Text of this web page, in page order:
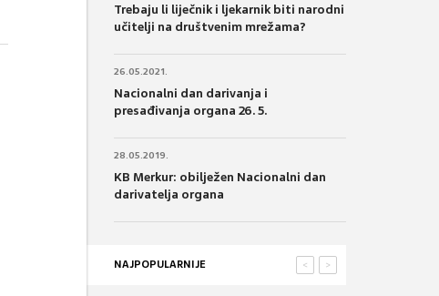
Trebaju li liječnik i ljekarnik biti narodni
učitelji na društvenim mrežama?
26.05.2021.
Nacionalni dan darivanja i
presađivanja organa 26. 5.
28.05.2019.
KB Merkur: obilježen Nacionalni dan
darivatelja organa
NAJPOPULARNIJE >
<